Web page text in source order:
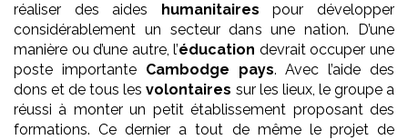
réaliser des aides
humanitairespour développer
considérablement un secteur dans une nation. D’une
manière ou d’une autre, l’éducation devrait occuper une
poste importante Cambodge pays. Avec l’aide des
dons et de tous lesvolontaires sur les lieux, le groupe a
réussi à monter un petit établissement proposant des
formations. Ce dernier a tout de même le projet de